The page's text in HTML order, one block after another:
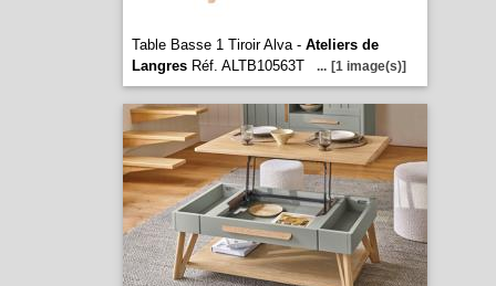
Table Basse 1 Tiroir Alva - Ateliers de
LangresRéf. ALTB10563T ... [1 image(s)]